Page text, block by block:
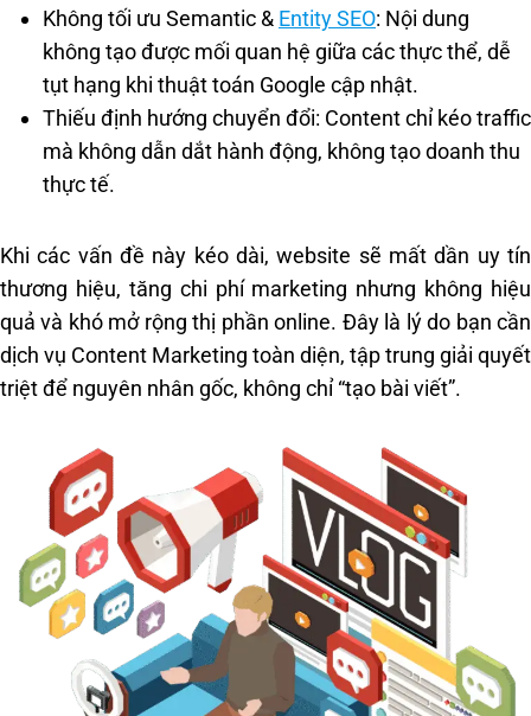
Không tối ưu Semantic & Entity SEO: Nội dung
không tạo được mối quan hệ giữa các thực thể, dễ
tụt hạng khi thuật toán Google cập nhật.
Thiếu định hướng chuyển đổi: Content chỉ kéo traffic
mà không dẫn dắt hành động, không tạo doanh thu
thực tế.
Khi các vấn đề này kéo dài, website sẽ mất dần uy tín
thương hiệu, tăng chi phí marketing nhưng không hiệu
quả và khó mở rộng thị phần online. Đây là lý do bạn cần
dịch vụ Content Marketing toàn diện, tập trung giải quyết
triệt để nguyên nhân gốc, không chỉ “tạo bài viết”.